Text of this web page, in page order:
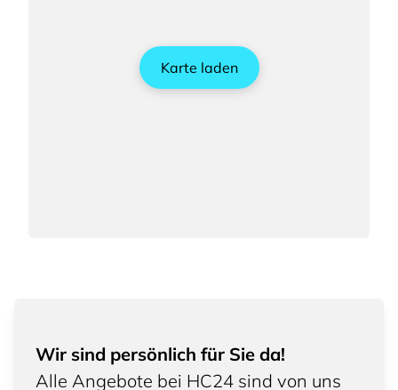
Karte laden
Wir sind persönlich für Sie da!
Alle Angebote bei HC24 sind von uns